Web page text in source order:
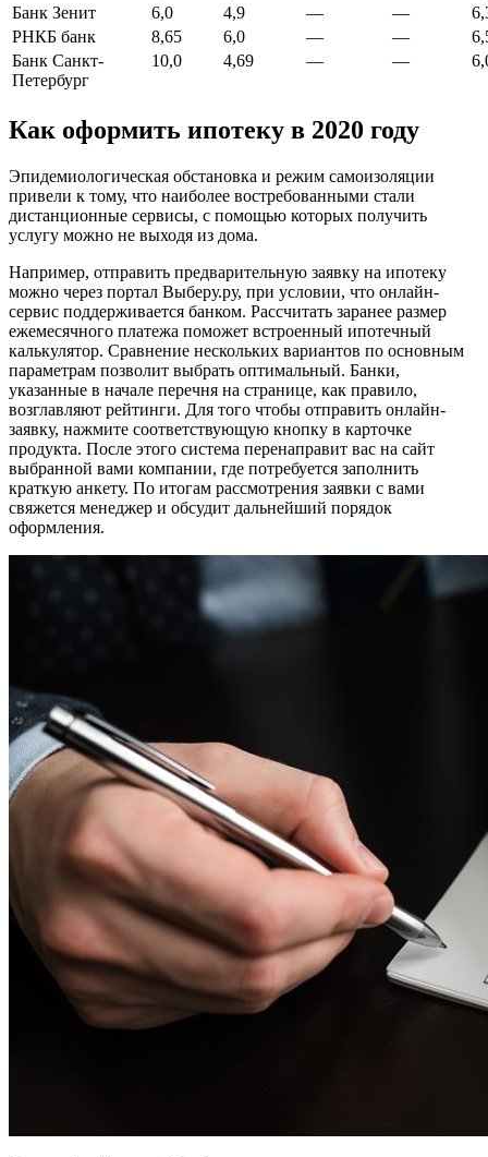
Банк Зенит
6,0 4,9 — —
РНКБ банк
8,65 6,0 — —
Банк Санкт-
Петербург
10,0 4,69 — —
Как оформить ипотеку в 2020 году
Эпидемиологическая обстановка и режим самоизоляции
привели к тому, что наиболее востребованными стали
дистанционные сервисы, с помощью которых получить
услугу можно не выходя из дома.
Например, отправить предварительную заявку на ипотеку
можно через портал Выберу.ру, при условии, что онлайн-
сервис поддерживается банком. Рассчитать заранее размер
ежемесячного платежа поможет встроенный ипотечный
калькулятор. Сравнение нескольких вариантов по основным
параметрам позволит выбрать оптимальный. Банки,
указанные в начале перечня на странице, как правило,
возглавляют рейтинги. Для того чтобы отправить онлайн-
заявку, нажмите соответствующую кнопку в карточке
продукта. После этого система перенаправит вас на сайт
выбранной вами компании, где потребуется заполнить
краткую анкету. По итогам рассмотрения заявки с вами
свяжется менеджер и обсудит дальнейший порядок
оформления.